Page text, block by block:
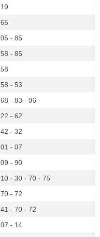
19
65
05 - 85
58 - 85
58
58 - 53
68 - 83 - 06
22 - 62
42 - 32
01 - 07
09 - 90
10 - 30 - 70 - 75
70 - 72
41 - 70 - 72
07 - 14